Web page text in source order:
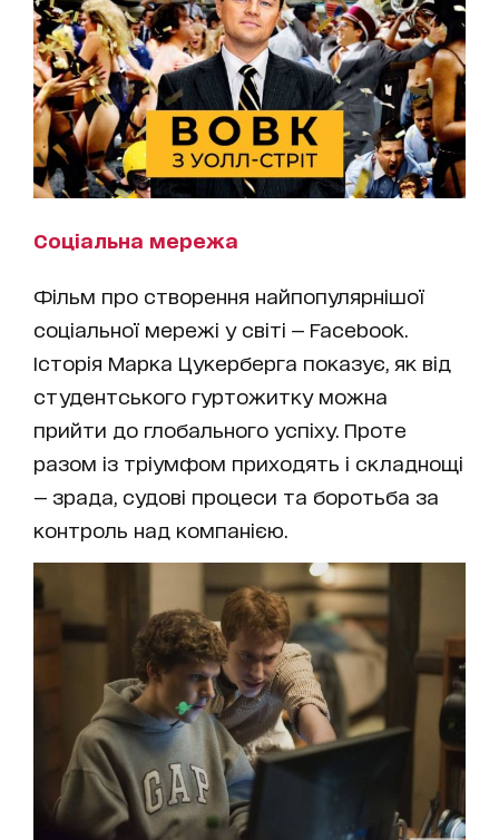
Соціальна мережа
Фільм про створення найпопулярнішої
соціальної мережі у світі — Facebook.
Історія Марка Цукерберга показує, як від
студентського гуртожитку можна
прийти до глобального успіху. Проте
разом із тріумфом приходять і складнощі
— зрада, судові процеси та боротьба за
контроль над компанією.